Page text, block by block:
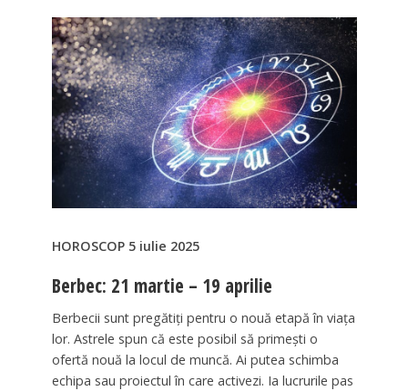
HOROSCOP 5 iulie 2025
Berbec: 21 martie – 19 aprilie
Berbecii sunt pregătiți pentru o nouă etapă în viața
lor. Astrele spun că este posibil să primești o
ofertă nouă la locul de muncă. Ai putea schimba
echipa sau proiectul în care activezi. Ia lucrurile pas